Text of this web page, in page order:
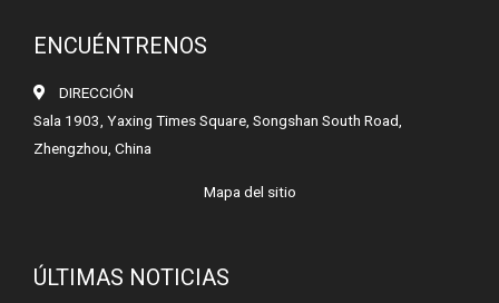
ENCUÉNTRENOS
DIRECCIÓN
Sala 1903, Yaxing Times Square, Songshan South Road,
Zhengzhou, China
Mapa del sitio
ÚLTIMAS NOTICIAS